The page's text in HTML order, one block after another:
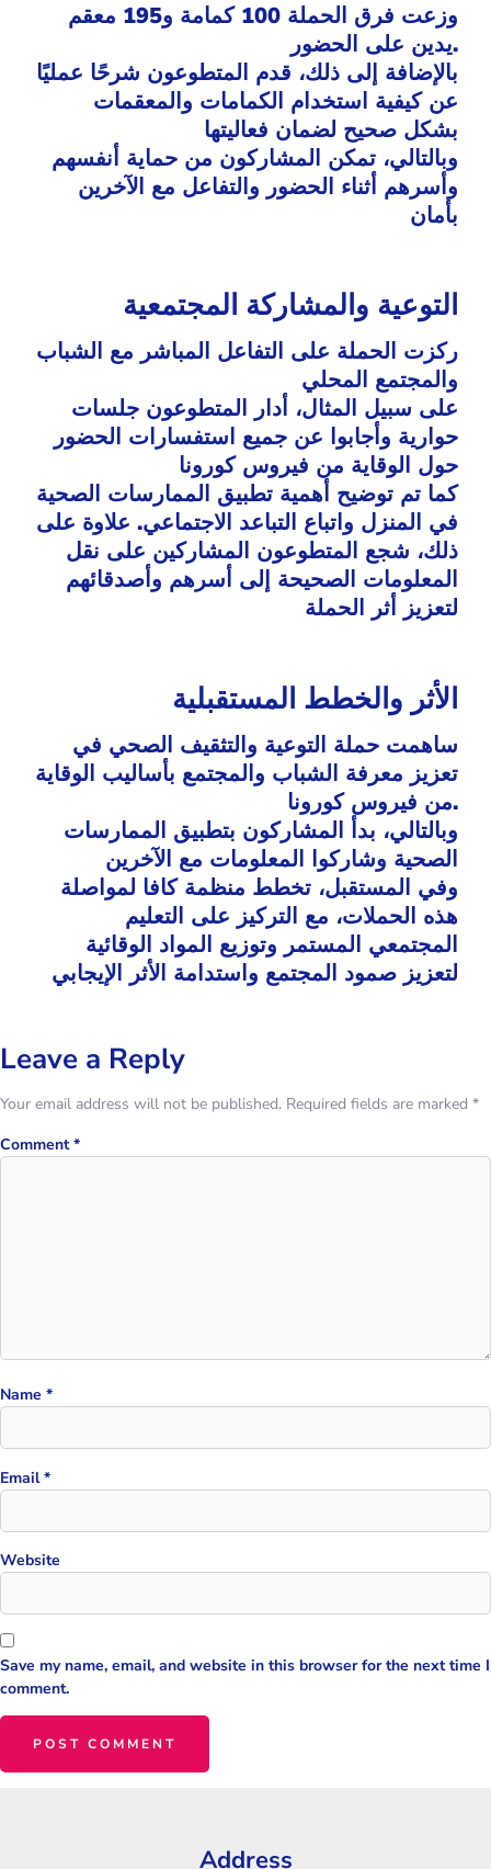
وزعت فرق الحملة 100 كمامة و195 معقم
يدين على الحضور.
بالإضافة إلى ذلك، قدم المتطوعون شرحًا عمليًا
عن كيفية استخدام الكمامات والمعقمات
بشكل صحيح لضمان فعاليتها
وبالتالي، تمكن المشاركون من حماية أنفسهم
وأسرهم أثناء الحضور والتفاعل مع الآخرين
بأمان
التوعية والمشاركة المجتمعية
ركزت الحملة على التفاعل المباشر مع الشباب
والمجتمع المحلي
على سبيل المثال، أدار المتطوعون جلسات
حوارية وأجابوا عن جميع استفسارات الحضور
حول الوقاية من فيروس كورونا
كما تم توضيح أهمية تطبيق الممارسات الصحية
في المنزل واتباع التباعد الاجتماعي. علاوة على
ذلك، شجع المتطوعون المشاركين على نقل
المعلومات الصحيحة إلى أسرهم وأصدقائهم
لتعزيز أثر الحملة
الأثر والخطط المستقبلية
ساهمت حملة التوعية والتثقيف الصحي في
تعزيز معرفة الشباب والمجتمع بأساليب الوقاية
من فيروس كورونا.
وبالتالي، بدأ المشاركون بتطبيق الممارسات
الصحية وشاركوا المعلومات مع الآخرين
وفي المستقبل، تخطط منظمة كافا لمواصلة
هذه الحملات، مع التركيز على التعليم
المجتمعي المستمر وتوزيع المواد الوقائية
لتعزيز صمود المجتمع واستدامة الأثر الإيجابي
Leave a Reply
Your email address will not be published. Required fields are marked *
Comment*
Name *
Email*
Website
Save my name, email, and website in this browser for the next time I
comment.
Address